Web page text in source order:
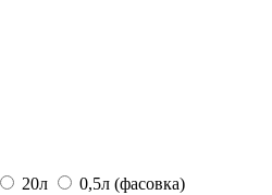
20л 0,5л (фасовка)